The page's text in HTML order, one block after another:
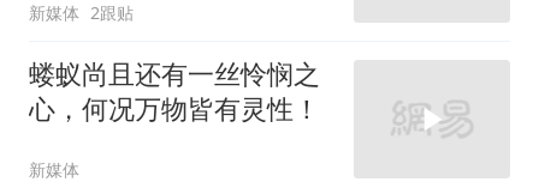
新媒体 2跟贴
蝼蚁尚且还有一丝怜悯之
心，何况万物皆有灵性！
新媒体